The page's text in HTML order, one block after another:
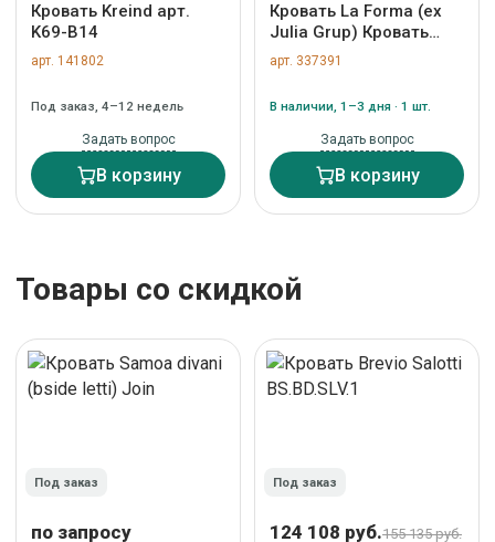
Кровать Kreind арт.
K69-B14
арт. 141802
Под заказ, 4–12 недель
Задать вопрос
В корзину
Кровать La Forma (ех
Julia Grup) Кровать
Blok бежевая со
съемными чехлами
арт. 218706
арт. 337391
В наличии, 1–3 дня · 1 шт.
Задать вопрос
В корзину
Товары со скидкой
Под заказ
по запросу
Под заказ
124 108 руб.155 135 руб.